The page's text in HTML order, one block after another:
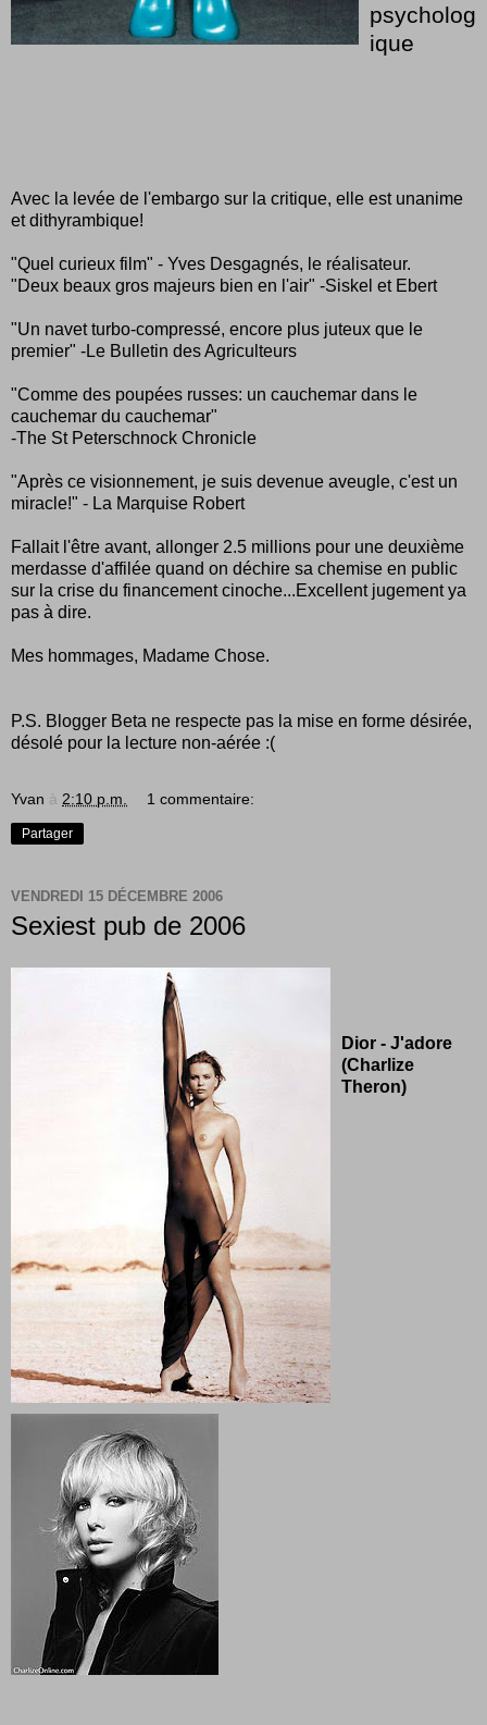
psycholog
ique
Avec la levée de l'embargo sur la critique, elle est unanime
et dithyrambique!
"Quel curieux film" - Yves Desgagnés, le réalisateur.
"Deux beaux gros majeurs bien en l'air" -Siskel et Ebert
"Un navet turbo-compressé, encore plus juteux que le
premier" -Le Bulletin des Agriculteurs
"Comme des poupées russes: un cauchemar dans le
cauchemar du cauchemar"
-The St Peterschnock Chronicle
"Après ce visionnement, je suis devenue aveugle, c'est un
miracle!" - La Marquise Robert
Fallait l'être avant, allonger 2.5 millions pour une deuxième
merdasse d'affilée quand on déchire sa chemise en public
sur la crise du financement cinoche...Excellent jugement ya
pas à dire.
Mes hommages, Madame Chose.
P.S. Blogger Beta ne respecte pas la mise en forme désirée,
désolé pour la lecture non-aérée :(
Yvan à 2:10 p.m. 1 commentaire:
Partager
VENDREDI 15 DÉCEMBRE 2006
Sexiest pub de 2006
Dior - J'adore
(Charlize
Theron)